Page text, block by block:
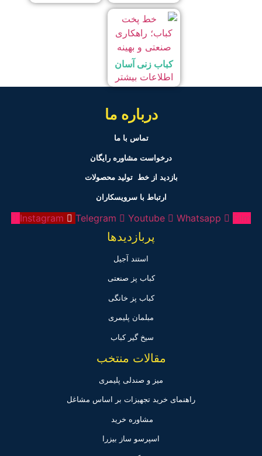
کباب زنی آسان
اطلاعات بیشتر
درباره ما
تماس با ما
درخواست مشاوره رایگان
بازدید از خط تولید محصولات
ارتباط با سرویسکاران
Instagram Telegram Youtube Whatsapp Film
پربازدیدها
استند آجیل
کباب پز صنعتی
کباب پز خانگی
مبلمان پلیمری
سیخ گیر کباب
مقالات منتخب
میز و صندلی پلیمری
راهنمای خرید تجهیزات بر اساس مشاغل
مشاوره خرید
اسپرسو ساز بیزرا